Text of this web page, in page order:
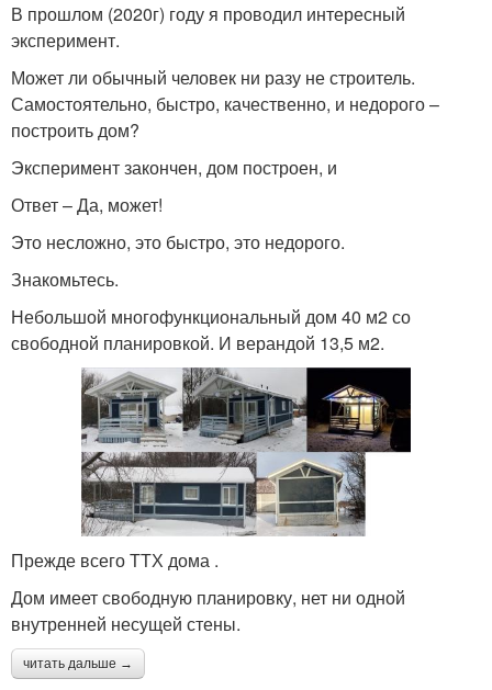
В прошлом (2020г) году я проводил интересный
эксперимент.
Может ли обычный человек ни разу не строитель.
Самостоятельно, быстро, качественно, и недорого –
построить дом?
Эксперимент закончен, дом построен, и
Ответ – Да, может!
Это несложно, это быстро, это недорого.
Знакомьтесь.
Небольшой многофункциональный дом 40 м2 со
свободной планировкой. И верандой 13,5 м2.
Прежде всего ТТХ дома .
Дом имеет свободную планировку, нет ни одной
внутренней несущей стены.
читать дальше →